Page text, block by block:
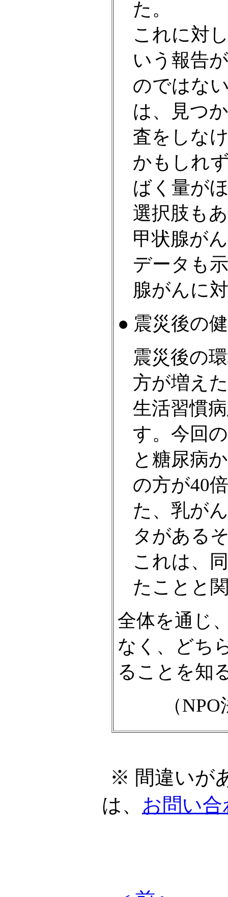
た。
これに対
いう報告
のではな
は、見つ
査をしな
かもしれ
ばく量が
選択肢も
甲状腺が
データも
腺がんに
● 震災後の
震災後の
方が増え
生活習慣
す。今回
と糖尿病
の方が40
た、乳が
タがある
これは、
たことと
全体を通じ
なく、どち
ることを知
（
※ 間違いが
は、 お問い